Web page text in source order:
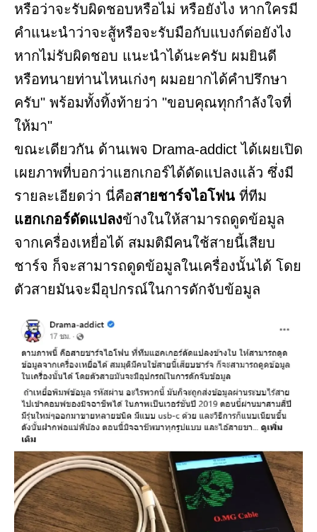
หรือว่าจะรับผิดชอบหรือไม่ หรือยังไง หากใครมี
คำแนะนำว่าจะสู้หรือจะรับมือกับแบงก์ต่อยังไง
หากไม่รับผิดชอบ แนะนำได้นะครับ ผมยินดี
หรือทนายท่านไหนเก่งๆ ผมอยากได้คำปรึกษา
ครับ" พร้อมทั้งทิ้งท้ายว่า "ขอบคุณทุกกำลังใจที่
ให้มา"
ขณะเดียวกัน ด้านเพจ Drama-addict ได้เผยเปิด
เผยภาพที่บอกว่าแฮกเกอร์ได้ดัดแปลงแล้ว ซึ่งมี
รายละเอียดว่า นี่คือสายชาร์จไอโฟน ที่ทีม
แฮกเกอร์ดัดแปลงข้างในให้สามารถดูดข้อมูล
จากเครื่องเหยื่อได้ สมมติมีคนใช้สายนี้เสียบ
ชาร์จ ก็จะสามารถดูดข้อมูลในเครื่องนั้นได้ โดย
ตัวสายมันจะมีอุปกรณ์ในการดักจับข้อมูล